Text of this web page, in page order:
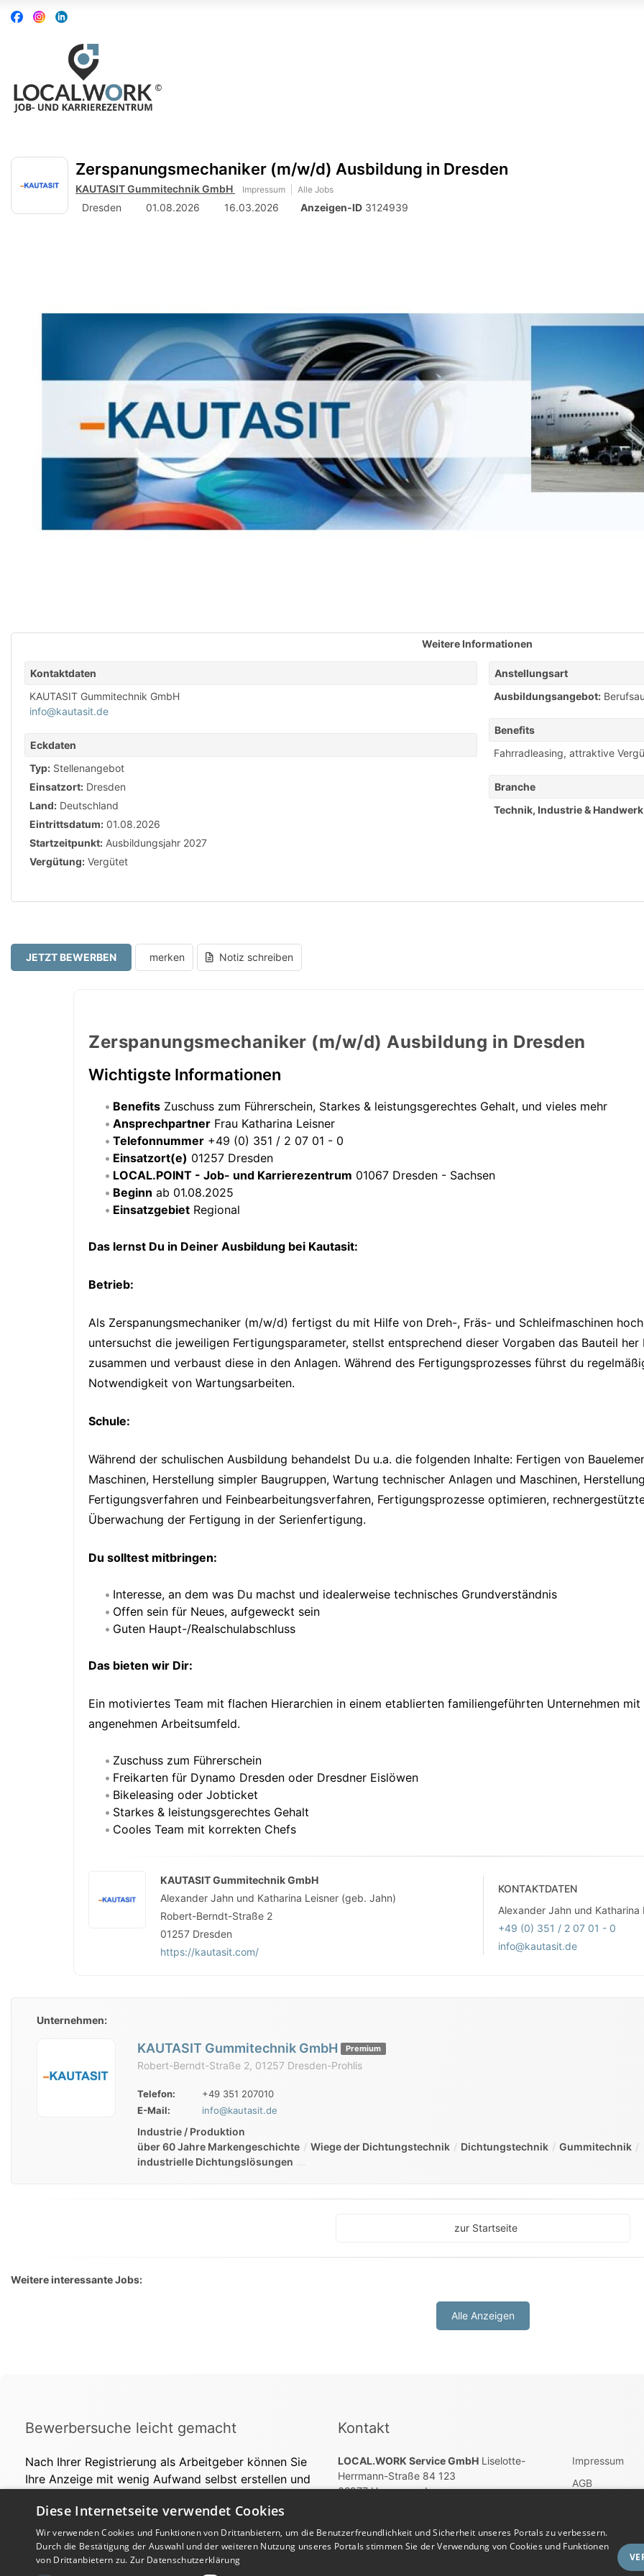
Accessibility
Modus
zum
Inhalt
Auf Auf
folgen
Auf
folgen
Zerspanungsmechaniker (m/w/d) Ausbildung in Dresden
KAUTASIT Gummitechnik GmbH Impressum Alle Jobs
Dresden 01.08.2026 16.03.2026 Anzeigen-ID 3124939
Weitere Informationen
Kontaktdaten
KAUTASIT Gummitechnik GmbH
info@kautasit.de
Eckdaten
Typ: Stellenangebot
Einsatzort: Dresden
Land: Deutschland
Eintrittsdatum: 01.08.2026
Startzeitpunkt: Ausbildungsjahr 2027
Vergütung: Vergütet
Anstellungsart
Ausbildungsangebot:
Benefits
Fahrradleasing, attraktive
Branche
Technik, Industrie &
JETZT BEWERBEN merken Notiz schreiben
Zerspanungsmechaniker (m/w/d) Ausbildung in Dresden
Wichtigste Informationen
Benefits Zuschuss zum Führerschein, Starkes & leistungsgerechtes Gehalt, und vieles mehr
Ansprechpartner Frau Katharina Leisner
Telefonnummer +49 (0) 351 / 2 07 01 - 0
Einsatzort(e) 01257 Dresden
LOCAL.POINT - Job- und Karrierezentrum 01067 Dresden - Sachsen
Beginn ab 01.08.2025
Einsatzgebiet Regional
Das lernst Du in Deiner Ausbildung bei Kautasit:
Betrieb:
Als Zerspanungsmechaniker (m/w/d) fertigst du mit Hilfe von Dreh-, Fräs- und Schleifmaschinen
untersuchst die jeweiligen Fertigungsparameter, stellst entsprechend dieser Vorgaben das Bauteil
zusammen und verbaust diese in den Anlagen. Während des Fertigungsprozesses führst du
Notwendigkeit von Wartungsarbeiten.
Schule:
Während der schulischen Ausbildung behandelst Du u.a. die folgenden Inhalte: Fertigen von
Maschinen, Herstellung simpler Baugruppen, Wartung technischer Anlagen und Maschinen,
Fertigungsverfahren und Feinbearbeitungsverfahren, Fertigungsprozesse optimieren,
Überwachung der Fertigung in der Serienfertigung.
Du solltest mitbringen:
Interesse, an dem was Du machst und idealerweise technisches Grundverständnis
Offen sein für Neues, aufgeweckt sein
Guten Haupt-/Realschulabschluss
Das bieten wir Dir:
Ein motiviertes Team mit flachen Hierarchien in einem etablierten familiengeführten Unternehmen
angenehmen Arbeitsumfeld.
Zuschuss zum Führerschein
Freikarten für Dynamo Dresden oder Dresdner Eislöwen
Bikeleasing oder Jobticket
Starkes & leistungsgerechtes Gehalt
Cooles Team mit korrekten Chefs
KAUTASIT Gummitechnik GmbH
Alexander Jahn und Katharina Leisner (geb. Jahn)
Robert-Berndt-Straße 2
01257 Dresden
https://kautasit.com/
KONTAKTDATEN
Alexander Jahn und Katharina
+49 (0) 351 / 2 07 01 - 0
info@kautasit.de
Unternehmen:
KAUTASIT Gummitechnik GmbH Premium
Robert-Berndt-Straße 2, 01257 Dresden-Prohlis
Telefon:
+49 351 207010
E-Mail:
info@kautasit.de
Industrie / Produktion
über 60 Jahre Markengeschichte
Wiege der Dichtungstechnik Dichtungstechnik
Gummitechnik
industrielle Dichtungslösungen
zur Startseite
Weitere interessante Jobs:
Alle Anzeigen
Bewerbersuche leicht gemacht
Nach Ihrer Registrierung als Arbeitgeber können Sie
Ihre Anzeige mit wenig Aufwand selbst erstellen und
Ihr Stellenangebot und Sie passende Kandidat*innen!
Kontakt
LOCAL.WORK Service GmbHLiselotte-
Herrmann-Straße 84 123
02977 Hoyerswerda
Telefon: Tel. +49 (0) 3571 – 60 86 80
Impressum
AGB
Datenschutz
Vertrag
Diese Internetseite verwendet Cookies
Wir verwenden Cookies und Funktionen von Drittanbietern, um die Benutzerfreundlichkeit und Sicherheit unseres Portals zu verbessern.
Durch die Bestätigung der Auswahl und der weiteren Nutzung unseres Portals stimmen Sie der Verwendung von Cookies und Funktionen
von Drittanbietern zu. Zur Datenschutzerklärung